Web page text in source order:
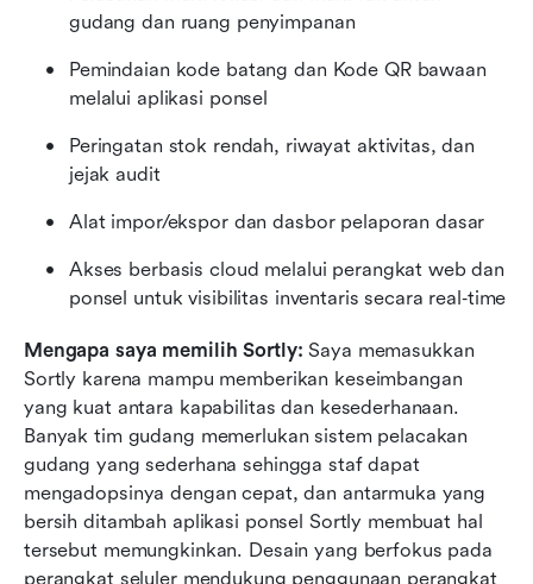
gudang dan ruang penyimpanan
Pemindaian kode batang dan Kode QR bawaan
melalui aplikasi ponsel
Peringatan stok rendah, riwayat aktivitas, dan
jejak audit
Alat impor/ekspor dan dasbor pelaporan dasar
Akses berbasis cloud melalui perangkat web dan
ponsel untuk visibilitas inventaris secara real‑time
Mengapa saya memilih Sortly: Saya memasukkan
Sortly karena mampu memberikan keseimbangan
yang kuat antara kapabilitas dan kesederhanaan.
Banyak tim gudang memerlukan sistem pelacakan
gudang yang sederhana sehingga staf dapat
mengadopsinya dengan cepat, dan antarmuka yang
bersih ditambah aplikasi ponsel Sortly membuat hal
tersebut memungkinkan. Desain yang berfokus pada
perangkat seluler mendukung penggunaan perangkat